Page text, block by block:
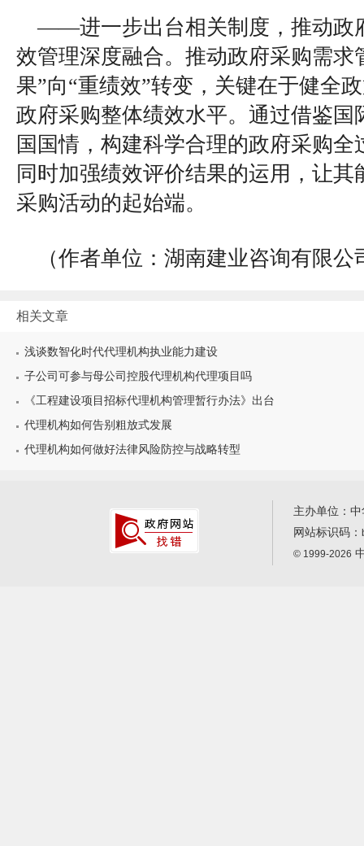
——进一步出台相关制度，推动政
效管理深度融合。推动政府采购需求
果”向“重绩效”转变，关键在于健全
政府采购整体绩效水平。通过借鉴国
国国情，构建科学合理的政府采购
同时加强绩效评价结果的运用，让
采购活动的起始端。
（作者单位：湖南建业咨询有限公
相关文章
浅谈数智化时代代理机构执业能力建设
子公司可参与母公司控股代理机构代理项目吗
《工程建设项目招标代理机构管理暂行办法》出台
代理机构如何告别粗放式发展
代理机构如何做好法律风险防控与战略转型
主办单位：
网站标识码：
© 1999-2026